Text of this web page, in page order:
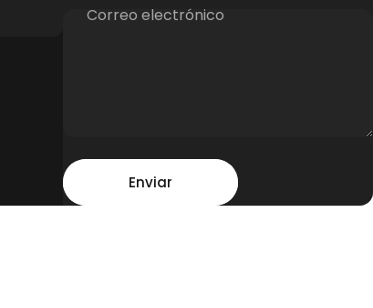
Correo electrónico
Mensaje
Enviar
Enviar